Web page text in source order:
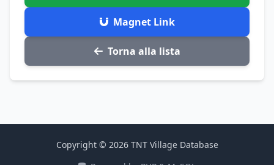
Magnet Link
Torna alla lista
Copyright © 2026 TNT Village Database